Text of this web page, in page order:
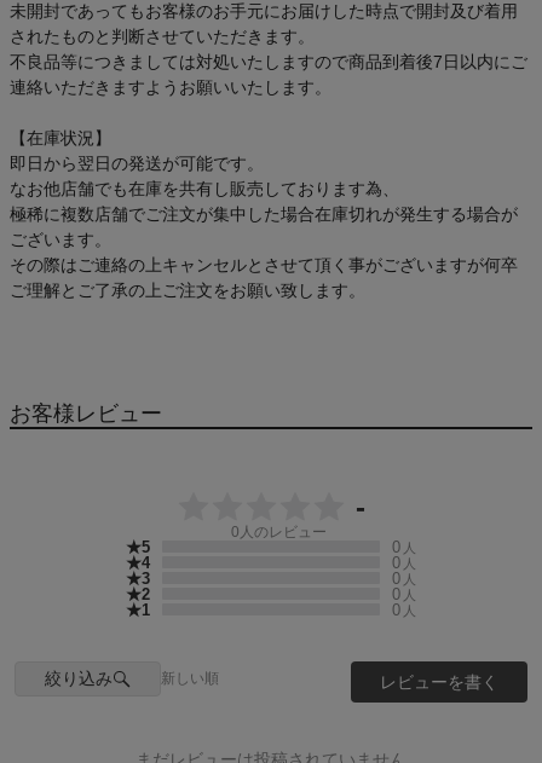
未開封であってもお客様のお手元にお届けした時点で開封及び着用
されたものと判断させていただきます。
不良品等につきましては対処いたしますので商品到着後7日以内にご
連絡いただきますようお願いいたします。
【在庫状況】
即日から翌日の発送が可能です。
なお他店舗でも在庫を共有し販売しております為、
極稀に複数店舗でご注文が集中した場合在庫切れが発生する場合が
ございます。
その際はご連絡の上キャンセルとさせて頂く事がございますが何卒
ご理解とご了承の上ご注文をお願い致します。
お客様レビュー
-
0 人のレビュー
★5 0 人
★4 0 人
★3 0 人
★2 0 人
★1 0 人
絞り込み 新しい順 レビューを書く